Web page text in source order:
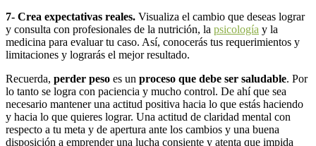
7- Crea expectativas reales. Visualiza el cambio que deseas lograr
y consulta con profesionales de la nutrición, la psicología y la
medicina para evaluar tu caso. Así, conocerás tus requerimientos y
limitaciones y lograrás el mejor resultado.
Recuerda, perder peso es un proceso que debe ser saludable. Por
lo tanto se logra con paciencia y mucho control. De ahí que sea
necesario mantener una actitud positiva hacia lo que estás haciendo
y hacia lo que quieres lograr. Una actitud de claridad mental con
respecto a tu meta y de apertura ante los cambios y una buena
disposición a emprender una lucha consiente y atenta que impida